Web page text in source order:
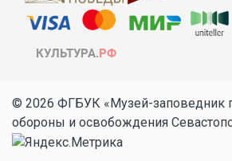
© 2026 ФГБУК «Музей-заповедник
обороны и освобождения